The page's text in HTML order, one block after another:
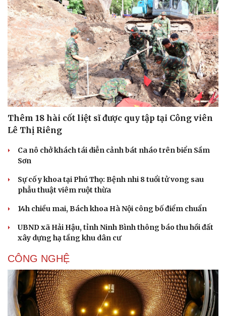
Thêm 18 hài cốt liệt sĩ được quy tập tại Công viên
Lê Thị Riêng
Ca nô chở khách tái diễn cảnh bát nháo trên biển Sầm
Sơn
Sự cố y khoa tại Phú Thọ: Bệnh nhi 8 tuổi tử vong sau
phẫu thuật viêm ruột thừa
14h chiều mai, Bách khoa Hà Nội công bố điểm chuẩn
UBND xã Hải Hậu, tỉnh Ninh Bình thông báo thu hồi đất
xây dựng hạ tầng khu dân cư
CÔNG NGHỆ